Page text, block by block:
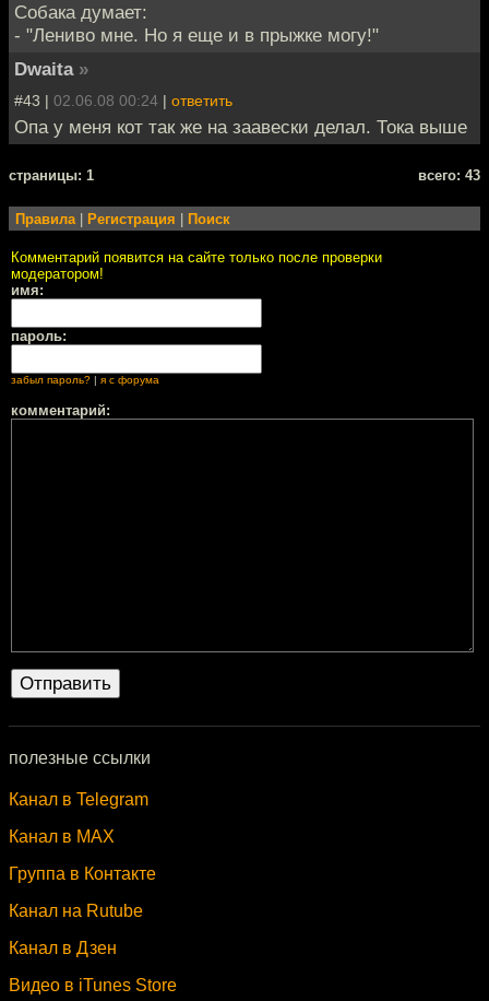
Собака думает:
- "Лениво мне. Но я еще и в прыжке могу!"
Dwaita »
#43 | 02.06.08 00:24 | ответить
Опа у меня кот так же на заавески делал. Тока выше
cтраницы: 1 всего: 43
Правила| Регистрация Поиск
Комментарий появится на сайте только после проверки
модератором!
имя:
пароль:
забыл пароль? я с форума
комментарий:
полезные ссылки
Канал в Telegram
Канал в MAX
Группа в Контакте
Канал на Rutube
Канал в Дзен
Видео в iTunes Store